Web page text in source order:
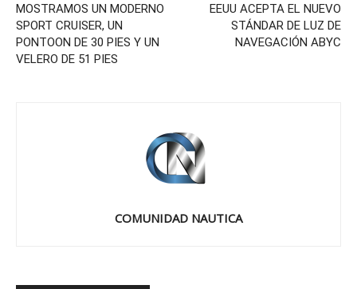
MOSTRAMOS UN MODERNO
SPORT CRUISER, UN
PONTOON DE 30 PIES Y UN
VELERO DE 51 PIES
EEUU ACEPTA EL NUEVO
STÁNDAR DE LUZ DE
NAVEGACIÓN ABYC
COMUNIDAD NAUTICA